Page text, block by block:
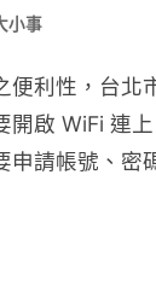
小事
利性，台北
啟 WiFi 連
請帳號、密